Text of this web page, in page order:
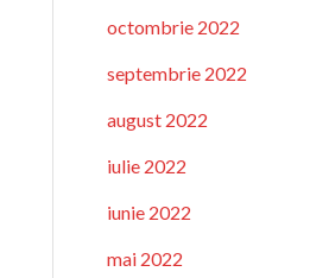
octombrie 2022
septembrie 2022
august 2022
iulie 2022
iunie 2022
mai 2022